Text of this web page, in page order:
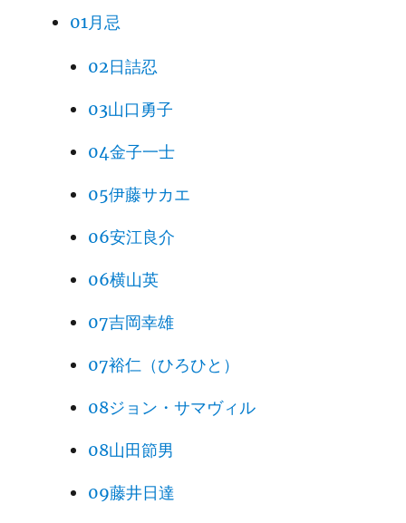
01月忌
02日詰忍
03山口勇子
04金子一士
05伊藤サカエ
06安江良介
06横山英
07吉岡幸雄
07裕仁（ひろひと）
08ジョン・サマヴィル
08山田節男
09藤井日達